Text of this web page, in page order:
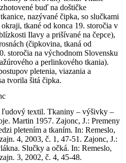
buď na doštičke
nazývané čipka, so slučkami
tkané od konca 19. storočia v
Ilavy a prišívané na čepce),
(čipkovina, tkaná od
storočia na východnom Slovensku
a perlinkového tkania).
pletenia, viazania a
tvorila šitá čipka.
ľudový textil. Tkaniny – výšivky –
Martin 1957. Zajonc, J.: Premeny
pletením a tkaním. In: Remeslo,
4, 2003, č. 1, 47-51. Zajonc, J.:
Slučky a očká. In: Remeslo,
3, 2002, č. 4, 45-48.